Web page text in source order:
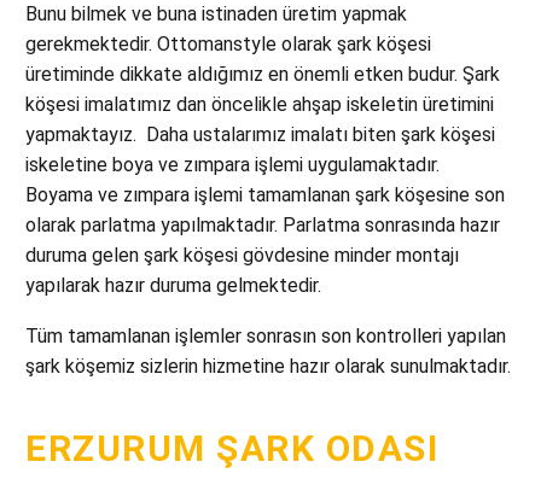
Bunu bilmek ve buna istinaden üretim yapmak
gerekmektedir. Ottomanstyle olarak şark köşesi
üretiminde dikkate aldığımız en önemli etken budur. Şark
köşesi imalatımız dan öncelikle ahşap iskeletin üretimini
yapmaktayız. Daha ustalarımız imalatı biten şark köşesi
iskeletine boya ve zımpara işlemi uygulamaktadır.
Boyama ve zımpara işlemi tamamlanan şark köşesine son
olarak parlatma yapılmaktadır. Parlatma sonrasında hazır
duruma gelen şark köşesi gövdesine minder montajı
yapılarak hazır duruma gelmektedir.
Tüm tamamlanan işlemler sonrasın son kontrolleri yapılan
şark köşemiz sizlerin hizmetine hazır olarak sunulmaktadır.
ERZURUM ŞARK ODASI